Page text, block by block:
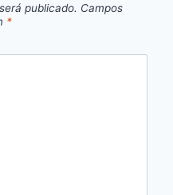
publicado. Campos
*